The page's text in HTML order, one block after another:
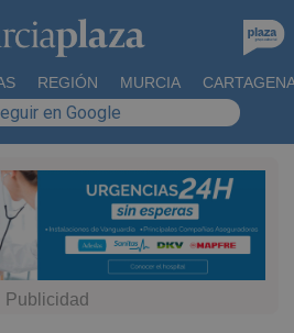
REGIÓN MURCIA
en Google